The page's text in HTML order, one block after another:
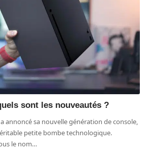
sont les nouveautés ?
annoncé sa nouvelle génération de console,
petite bombe technologique.
le nom…